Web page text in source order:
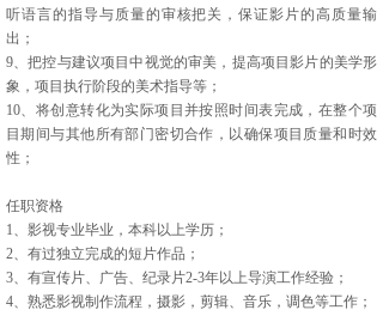
听语言的指导与质量的审核把关，保证影片的高质量输
出；
9、把控与建议项目中视觉的审美，提高项目影片的美学形
象，项目执行阶段的美术指导等；
10、将创意转化为实际项目并按照时间表完成，在整个项
目期间与其他所有部门密切合作，以确保项目质量和时效
性；
任职资格
1、影视专业毕业，本科以上学历；
2、有过独立完成的短片作品；
3、有宣传片、广告、纪录片2-3年以上导演工作经验；
4、熟悉影视制作流程，摄影，剪辑、音乐，调色等工作；